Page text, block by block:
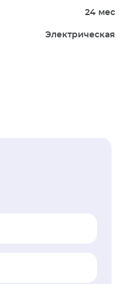
24 мес
Электрическая